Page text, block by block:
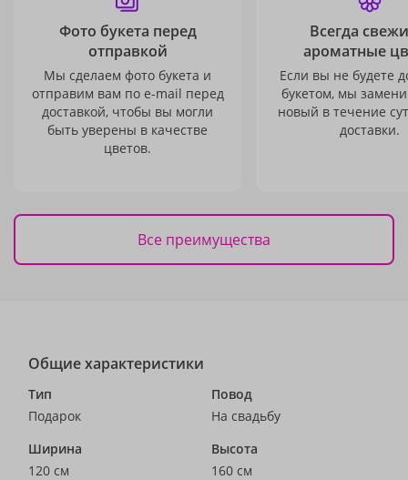
Фото букета перед
отправкой
Мы сделаем фото букета и
отправим вам по e-mail перед
доставкой, чтобы вы могли
быть уверены в качестве
цветов.
Всегда
ароматные
Если вы не будете
букетом, мы
новый в течение
доставки.
Все преимущества
Общие характеристики
Тип
Подарок
Повод
На свадьбу
Ширина
120 см
Высота
160 см